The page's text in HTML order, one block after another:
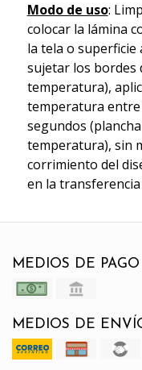
Modo de uso:
colocar la lámina
la tela o
sujetar los bordes
temperatura),
temperatura entre
segundos
temperatura), sin
corrimiento del
en la transferencia
MEDIOS DE PAGO
MEDIOS DE